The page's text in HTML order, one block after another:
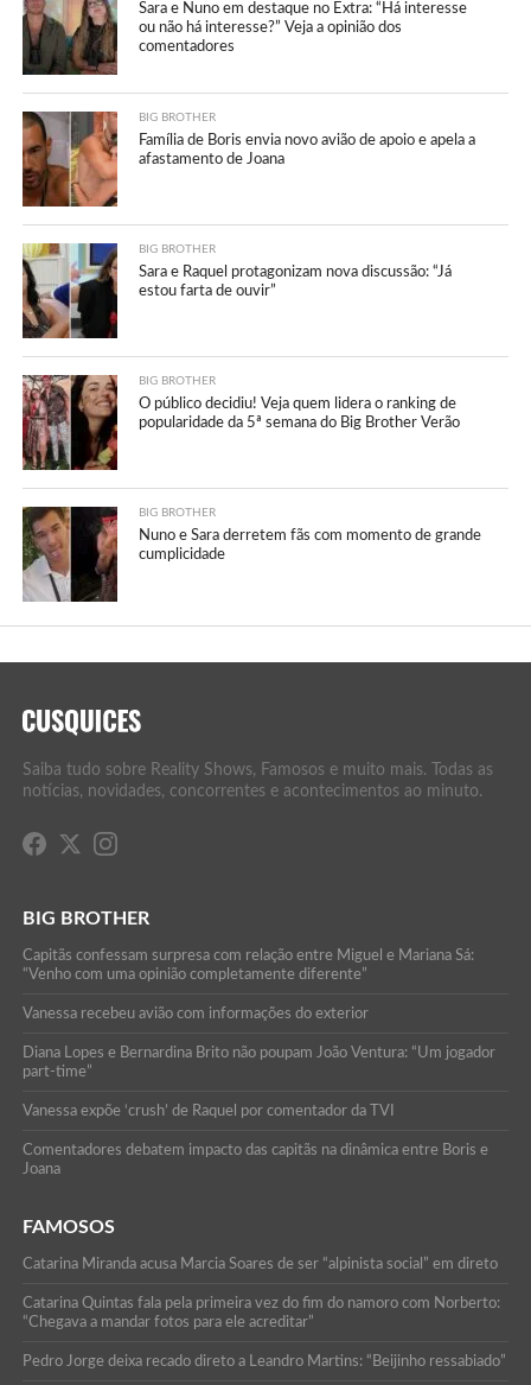
Sara e Nuno em destaque no Extra: “Há interesse
ou não há interesse?” Veja a opinião dos
comentadores
BIG BROTHER
Família de Boris envia novo avião de apoio e apela a
afastamento de Joana
BIG BROTHER
Sara e Raquel protagonizam nova discussão: “Já
estou farta de ouvir”
BIG BROTHER
O público decidiu! Veja quem lidera o ranking de
popularidade da 5ª semana do Big Brother Verão
BIG BROTHER
Nuno e Sara derretem fãs com momento de grande
cumplicidade
Saiba tudo sobre Reality Shows, Famosos e muito mais. Todas as
notícias, novidades, concorrentes e acontecimentos ao minuto.
BIG BROTHER
Capitãs confessam surpresa com relação entre Miguel e Mariana Sá:
“Venho com uma opinião completamente diferente”
Vanessa recebeu avião com informações do exterior
Diana Lopes e Bernardina Brito não poupam João Ventura: “Um jogador
part-time”
Vanessa expõe ‘crush’ de Raquel por comentador da TVI
Comentadores debatem impacto das capitãs na dinâmica entre Boris e
Joana
FAMOSOS
Catarina Miranda acusa Marcia Soares de ser “alpinista social” em direto
Catarina Quintas fala pela primeira vez do fim do namoro com Norberto:
“Chegava a mandar fotos para ele acreditar”
Pedro Jorge deixa recado direto a Leandro Martins: “Beijinho ressabiado”